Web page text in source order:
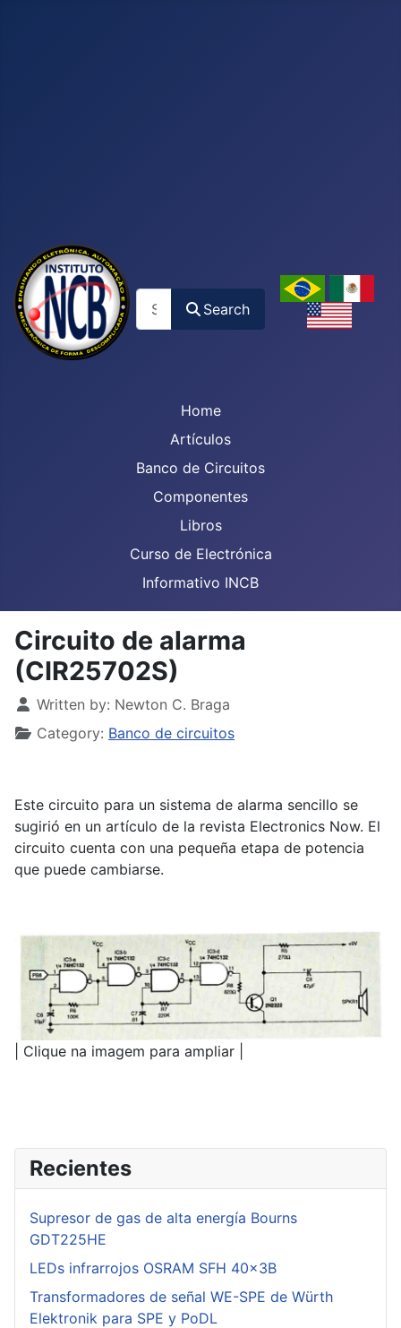
Search
Home
Artículos
Banco de Circuitos
Componentes
Libros
Curso de Electrónica
Informativo INCB
Circuito de alarma
(CIR25702S)
Details
Written by: Newton C. Braga
Category: Banco de circuitos
Este circuito para un sistema de alarma sencillo se
sugirió en un artículo de la revista Electronics Now. El
circuito cuenta con una pequeña etapa de potencia
que puede cambiarse.
| Clique na imagem para ampliar |
Recientes
Supresor de gas de alta energía Bourns
GDT225HE
LEDs infrarrojos OSRAM SFH 40x3B
Transformadores de señal WE-SPE de Würth
Elektronik para SPE y PoDL